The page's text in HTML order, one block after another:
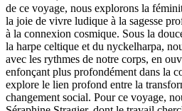
de ce voyage, nous explorons la
la joie de vivre ludique à la sagesse
à la connexion cosmique. Sous la
la harpe celtique et du nyckelharpa,
avec les rythmes de notre corps, en
enfonçant plus profondément dans la
explore le lien profond entre la
changement social. Pour ce voyage,